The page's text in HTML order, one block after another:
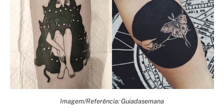
Imagem/Referência: Guiadasemana